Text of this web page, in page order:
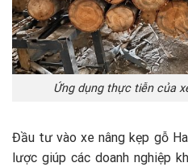
Ứng dụng thực tiễn của
Đầu tư vào xe nâng kẹp gỗ
lược giúp các doanh nghiệp